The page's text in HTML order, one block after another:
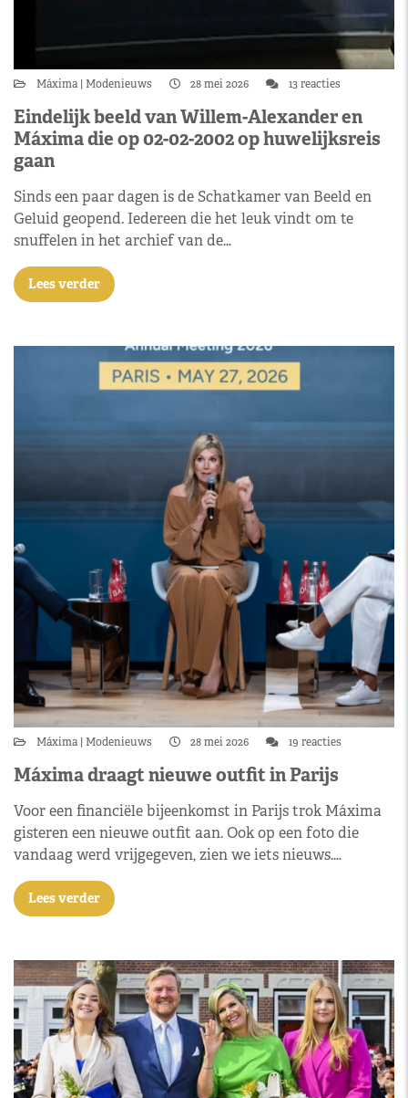
Máxima Modenieuws 28 mei 2026 13 reacties
Eindelijk beeld van Willem-Alexander en
Máxima die op 02-02-2002 op huwelijksreis
gaan
Sinds een paar dagen is de Schatkamer van Beeld en
Geluid geopend. Iedereen die het leuk vindt om te
snuffelen in het archief van de…
Lees verder
Máxima Modenieuws 28 mei 2026 19 reacties
Máxima draagt nieuwe outfit in Parijs
Voor een financiële bijeenkomst in Parijs trok Máxima
gisteren een nieuwe outfit aan. Ook op een foto die
vandaag werd vrijgegeven, zien we iets nieuws.…
Lees verder